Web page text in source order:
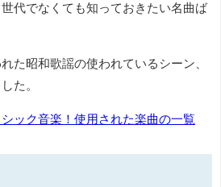
代でなくても知っておきたい名曲ば
た昭和歌謡の使われているシーン、
た。
ック音楽！使用された楽曲の一覧